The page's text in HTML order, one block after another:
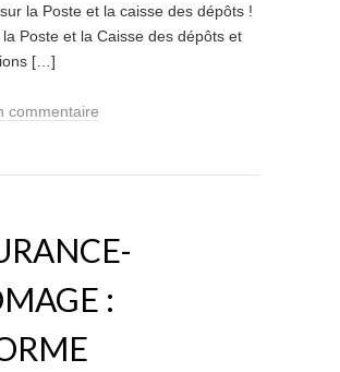
la Poste et la caisse des dépôts !
Poste et la Caisse des dépôts et
[…]
commentaire
: